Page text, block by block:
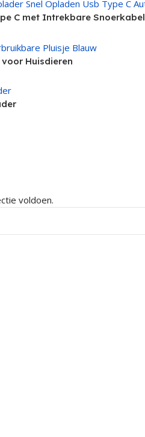
C met Intrekbare Snoerkabel
Huisdieren
voldoen.